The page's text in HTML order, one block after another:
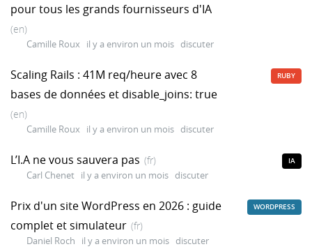
pour tous les grands fournisseurs d'IA
(en)
Camille Roux il y a environ un mois discuter
Scaling Rails : 41M req/heure avec 8
bases de données et disable_joins: true
(en)
Camille Roux il y a environ un mois discuter
RUBY
L’I.A ne vous sauvera pas (fr)
Carl Chenet il y a environ un mois discuter
IA
Prix d'un site WordPress en 2026 : guide
complet et simulateur (fr)
Daniel Roch il y a environ un mois discuter
WORDPRESS